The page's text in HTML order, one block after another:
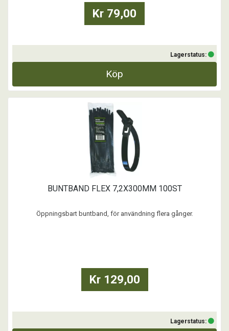
Kr 79,00
Lagerstatus:
Köp
BUNTBAND FLEX 7,2X300MM 100ST
Öppningsbart buntband, för användning flera gånger.
Kr 129,00
Lagerstatus: